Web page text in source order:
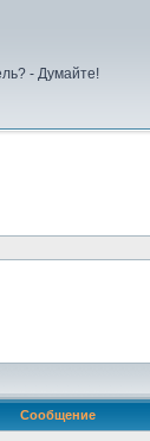
- Думайте!
Сообщение